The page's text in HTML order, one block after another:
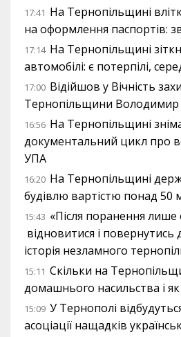
17:41 На Тернопільщині
на оформлення паспортів:
17:14 На Тернопільщині
автомобілі: є потерпілі,
17:00 Відійшов у Вічність
Тернопільщини
16:56 На Тернопільщині
документальний цикл про
УПА
16:20 На Тернопільщині
будівлю вартістю понад 50
15:43 «Після поранення
відновитися і повернутись
історія незламного
15:11 Скільки на
домашнього насильства і
15:09 У Тернополі
асоціації нащадків